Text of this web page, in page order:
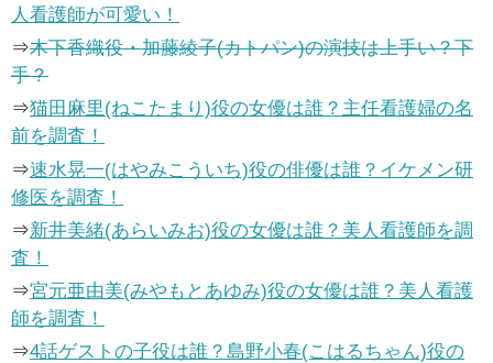
人看護師が可愛い！
⇒木下香織役・加藤綾子(カトパン)の演技は上手い？下
手？
⇒猫田麻里(ねこたまり)役の女優は誰？主任看護婦の名
前を調査！
⇒速水晃一(はやみこういち)役の俳優は誰？イケメン研
修医を調査！
⇒新井美緒(あらいみお)役の女優は誰？美人看護師を調
査！
⇒宮元亜由美(みやもとあゆみ)役の女優は誰？美人看護
師を調査！
⇒4話ゲストの子役は誰？島野小春(こはるちゃん)役の